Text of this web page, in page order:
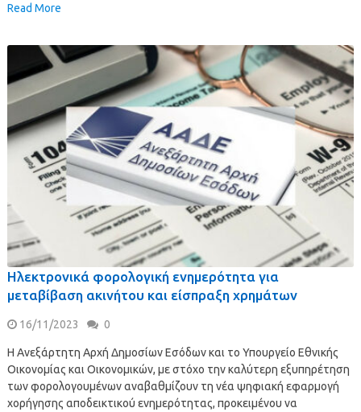
Read More
Ηλεκτρονικά φορολογική ενημερότητα για
μεταβίβαση ακινήτου και είσπραξη χρημάτων
16/11/2023 0
Η Ανεξάρτητη Αρχή Δημοσίων Εσόδων και το Υπουργείο Εθνικής
Οικονομίας και Οικονομικών, με στόχο την καλύτερη εξυπηρέτηση
των φορολογουμένων αναβαθμίζουν τη νέα ψηφιακή εφαρμογή
χορήγησης αποδεικτικού ενημερότητας, προκειμένου να